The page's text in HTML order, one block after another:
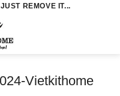
REMOVE IT...
Vietkithome